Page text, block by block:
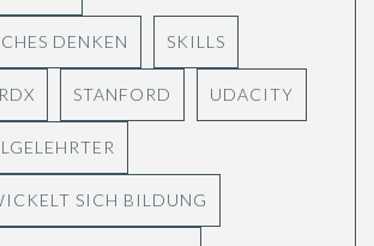
DENKEN SKILLS
STANFORD UDACITY
SICH BILDUNG